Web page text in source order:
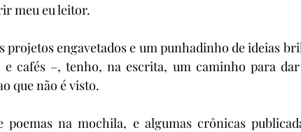
meu eu leitor.
projetos engavetados e um punhadinho de ideias
cafés –, tenho, na escrita, um caminho para
que não é visto.
poemas na mochila, e algumas crônicas